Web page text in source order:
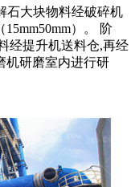
石大块物料经破碎机
）。 阶
经提升机送料仓,再经
机研磨室内进行研